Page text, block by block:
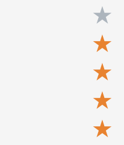
★
★
★
★
★